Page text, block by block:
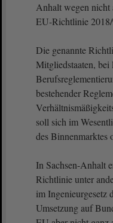
Anhalt wegen nicht
EU-Richtlinie
Die genannte
Mitgliedstaaten, bei
bestehender
soll sich im
des Binnenmarktes
In Sachsen-Anhalt
Richtlinie unter
im Ingenieurgesetz
Umsetzung auf